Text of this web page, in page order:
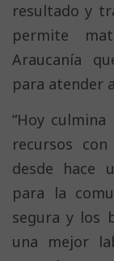
resultado y
permite
Araucanía
para atender
“Hoy
recursos
desde hace
para la
segura y los
una mejor